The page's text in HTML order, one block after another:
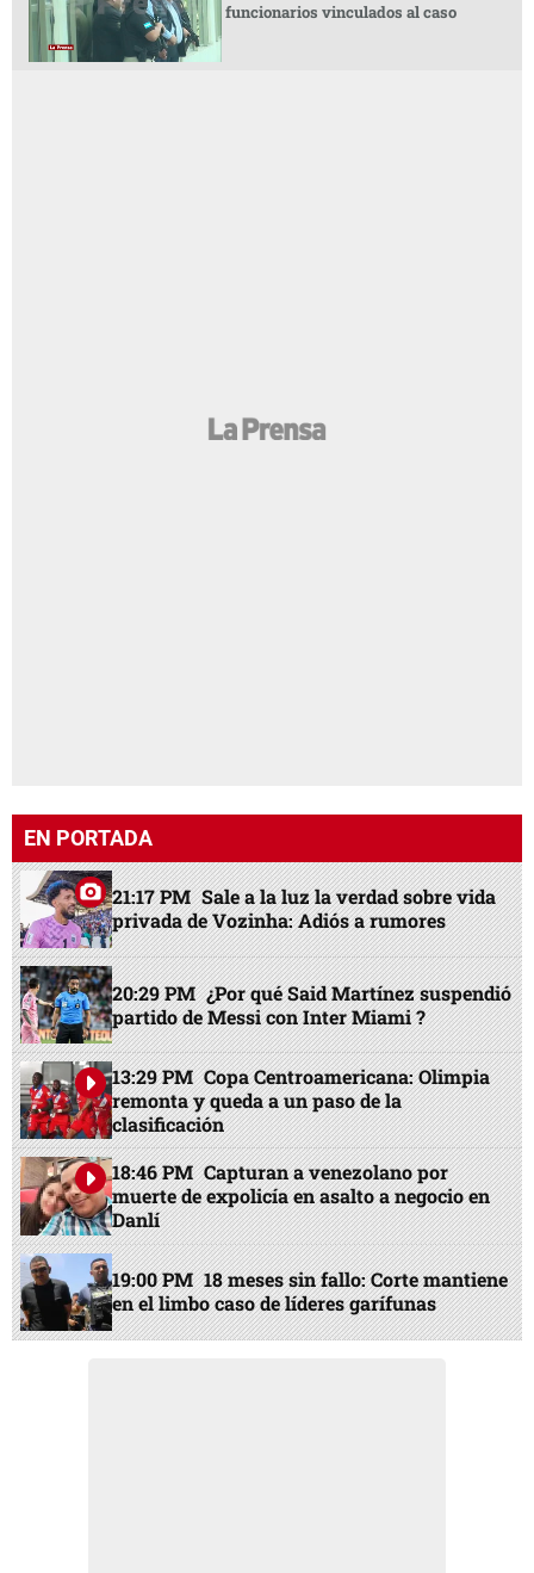
funcionarios vinculados al caso
EN PORTADA
21:17 PM Sale a la luz la verdad sobre vida
privada de Vozinha: Adiós a rumores
20:29 PM ¿Por qué Said Martínez suspendió
partido de Messi con Inter Miami ?
13:29 PM Copa Centroamericana: Olimpia
remonta y queda a un paso de la
clasificación
18:46 PM Capturan a venezolano por
muerte de expolicía en asalto a negocio en
Danlí
19:00 PM 18 meses sin fallo: Corte mantiene
en el limbo caso de líderes garífunas